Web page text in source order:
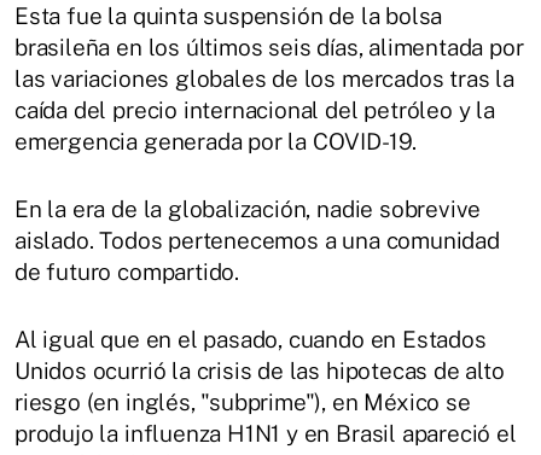
Esta fue la quinta suspensión de la bolsa
brasileña en los últimos seis días, alimentada por
las variaciones globales de los mercados tras la
caída del precio internacional del petróleo y la
emergencia generada por la COVID-19.
En la era de la globalización, nadie sobrevive
aislado. Todos pertenecemos a una comunidad
de futuro compartido.
Al igual que en el pasado, cuando en Estados
Unidos ocurrió la crisis de las hipotecas de alto
riesgo (en inglés, "subprime"), en México se
produjo la influenza H1N1 y en Brasil apareció el